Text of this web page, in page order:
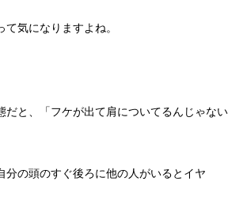
気になりますよね。
だと、「フケが出て肩についてるんじゃない
分の頭のすぐ後ろに他の人がいるとイヤ